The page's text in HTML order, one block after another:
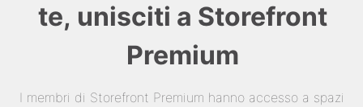
te, unisciti a Storefront
Premium
I membri di Storefront Premium hanno accesso a spazi